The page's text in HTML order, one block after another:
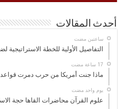
أحدث المقالات
‏ساعتين مضت
التفاصيل الأولية للخطة
ماذا جنت أمريكا من حرب دمرت
‏يوم واحد مضت
علوم القرآن محاضرات القاها حجة